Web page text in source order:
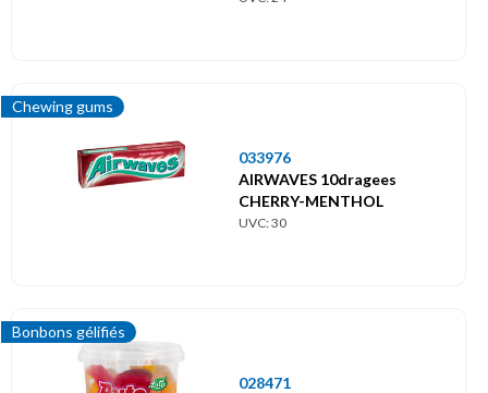
Chewing gums
033976
AIRWAVES 10dragees
CHERRY-MENTHOL
UVC: 30
Bonbons gélifiés
028471